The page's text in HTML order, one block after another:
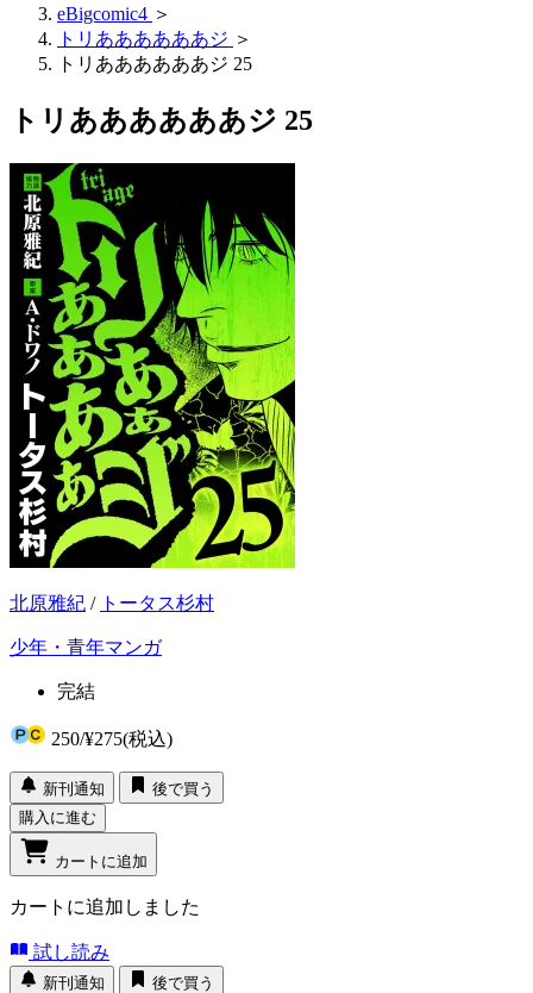
eBigcomic4 ＞
トリああああああジ ＞
トリああああああジ 25
トリああああああジ 25
北原雅紀 / トータス杉村
少年・青年マンガ
完結
250/¥275(税込)
新刊通知
後で買う
購入に進む
カートに追加
カートに追加しました
試し読み
新刊通知 後で買う